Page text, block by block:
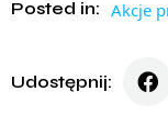
Posted in: Akcje
Udostępnij: